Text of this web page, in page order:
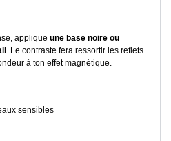
applique une base noire ou
. Le contraste fera ressortir les reflets
à ton effet magnétique.
sensibles